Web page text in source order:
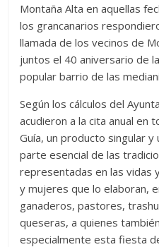
Montaña Alta en aquellas
los grancanarios
llamada de los vecinos de
juntos el 40 aniversario de
popular barrio de las
Según los cálculos del
acudieron a la cita anual en
Guía, un producto singular y
parte esencial de las
representadas en las vidas
y mujeres que lo elaboran,
ganaderos, pastores,
queseras, a quienes
especialmente esta fiesta